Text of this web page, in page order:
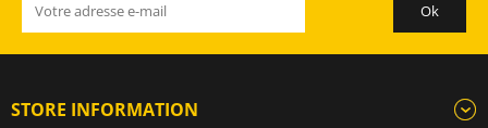
STORE INFORMATION